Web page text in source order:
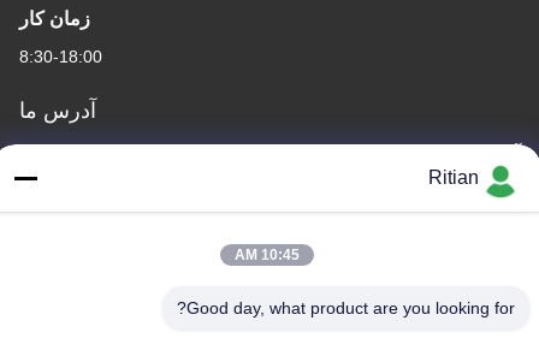
زمان کار
8:30-18:00
آدرس ما
شماره 65 جاده سون نیان ، منطقه Longgang ، شنژن ، چین 518117
تلفن
Ritian
10:45 AM
Good day, what product are you looking for?